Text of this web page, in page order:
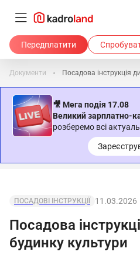
Передплатити
Документи Посадова інструкція
🎥 Мега подія 17.08
Великий зарплатно-
розберемо всі
ПОСАДОВІ ІНСТРУКЦІЇ 11.03.2026
Посадова
будинку культури